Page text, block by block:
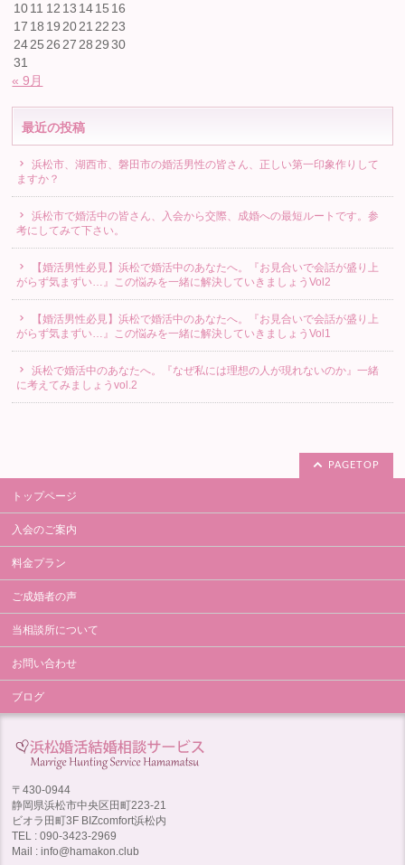
1011 12 13 1415 16
17 18 19 2021 22 23
2425 26 27 28 29 30
31
« 9月
最近の投稿
浜松市、湖西市、磐田市の婚活男性の皆さん、正しい第一印象作りして
ますか？
浜松市で婚活中の皆さん、入会から交際、成婚への最短ルートです。参
考にしてみて下さい。
【婚活男性必見】浜松で婚活中のあなたへ。『お見合いで会話が盛り上
がらず気まずい…』この悩みを一緒に解決していきましょうVol2
【婚活男性必見】浜松で婚活中のあなたへ。『お見合いで会話が盛り上
がらず気まずい…』この悩みを一緒に解決していきましょうVol1
浜松で婚活中のあなたへ。『なぜ私には理想の人が現れないのか』一緒
に考えてみましょうvol.2
PAGETOP
トップページ
入会のご案内
料金プラン
ご成婚者の声
当相談所について
お問い合わせ
ブログ
〒430-0944
静岡県浜松市中央区田町223-21
ビオラ田町3F BIZcomfort浜松内
TEL : 090-3423-2969
Mail : info@hamakon.club